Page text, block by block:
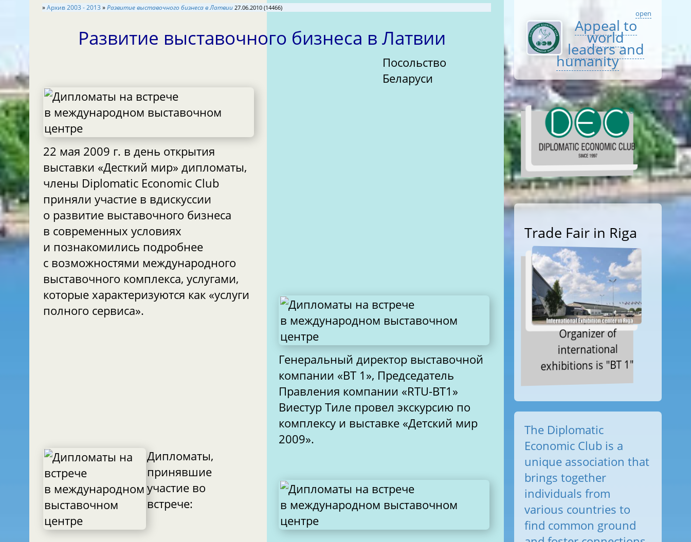
»Aрхив 2003 - 2013 »Развитие выставочного бизнеса в Латвии 27.06.2010 (14466)
Развитие выставочного бизнеса в Латвии
22 мая 2009 г. в день открытия
выставки «Десткий мир» дипломаты,
члены Diplomatic Economic Club
приняли участие в вдискуссии
о развитие выставочного бизнеса
в современных условиях
и познакомились подробнее
с возможностями международного
выставочного комплекса, услугами,
которые характеризуются как «услуги
полного сервиса».
Дипломаты,
принявшие
участие во
встрече:
Посольство
Беларуси
Генеральный директор выставочной
компании «ВТ 1», Председатель
Правления компании «RTU-BT1»
Виестур Тиле провел экскурсию по
комплексу и выставке «Детский мир
2009».
open
Appeal to
world
leaders and
humanity
Trade Fair in Riga
Organizer of
international
exhibitions is "BT 1"
The Diplomatic
Economic Club is a
unique association that
brings together
individuals from
various countries to
find common ground